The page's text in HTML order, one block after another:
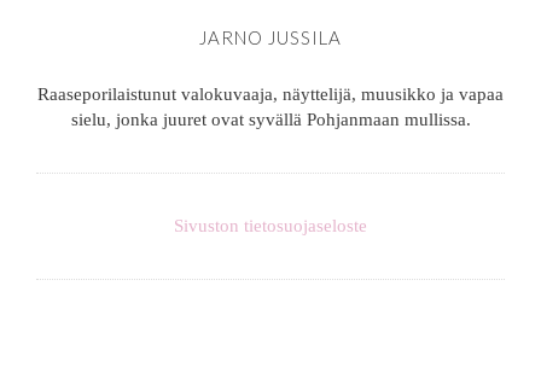
JARNO JUSSILA
Raaseporilaistunut valokuvaaja, näyttelijä, muusikko ja vapaa
sielu, jonka juuret ovat syvällä Pohjanmaan mullissa.
Sivuston tietosuojaseloste